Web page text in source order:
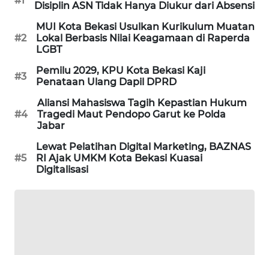
Disiplin ASN Tidak Hanya Diukur dari Absensi
#2
MUI Kota Bekasi Usulkan Kurikulum Muatan
Lokal Berbasis Nilai Keagamaan di Raperda
LGBT
#3
Pemilu 2029, KPU Kota Bekasi Kaji
Penataan Ulang Dapil DPRD
#4
Aliansi Mahasiswa Tagih Kepastian Hukum
Tragedi Maut Pendopo Garut ke Polda
Jabar
#5
Lewat Pelatihan Digital Marketing, BAZNAS
RI Ajak UMKM Kota Bekasi Kuasai
Digitalisasi